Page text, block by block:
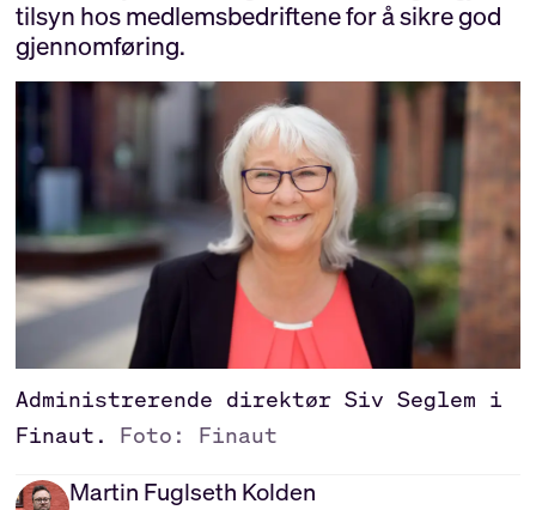
tilsyn hos medlemsbedriftene for å sikre god
gjennomføring.
Administrerende direktør Siv Seglem i
Finaut.
Foto: Finaut
Martin Fuglseth Kolden